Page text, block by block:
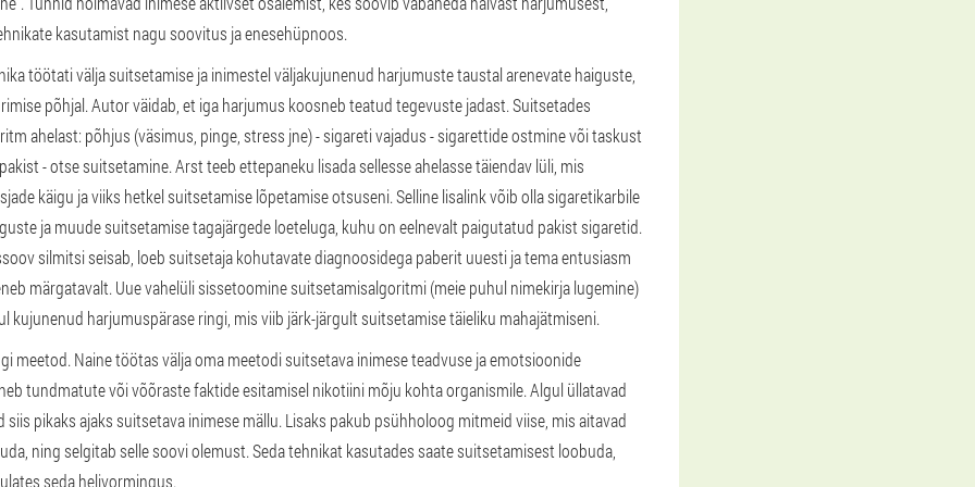
kasutamist nagu soovitus ja enesehüpnoos.
töötati välja suitsetamise ja inimestel väljakujunenud harjumuste taustal arenevate haiguste,
põhjal. Autor väidab, et iga harjumus koosneb teatud tegevuste jadast. Suitsetades
ahelast: põhjus (väsimus, pinge, stress jne) - sigareti vajadus - sigarettide ostmine või taskust
- otse suitsetamine. Arst teeb ettepaneku lisada sellesse ahelasse täiendav lüli, mis
käigu ja viiks hetkel suitsetamise lõpetamise otsuseni. Selline lisalink võib olla sigaretikarbile
ja muude suitsetamise tagajärgede loeteluga, kuhu on eelnevalt paigutatud pakist sigaretid.
silmitsi seisab, loeb suitsetaja kohutavate diagnoosidega paberit uuesti ja tema entusiasm
märgatavalt. Uue vahelüli sissetoomine suitsetamisalgoritmi (meie puhul nimekirja lugemine)
kujunenud harjumuspärase ringi, mis viib järk-järgult suitsetamise täieliku mahajätmiseni.
meetod. Naine töötas välja oma meetodi suitsetava inimese teadvuse ja emotsioonide
tundmatute või võõraste faktide esitamisel nikotiini mõju kohta organismile. Algul üllatavad
siis pikaks ajaks suitsetava inimese mällu. Lisaks pakub psühholoog mitmeid viise, mis aitavad
ning selgitab selle soovi olemust. Seda tehnikat kasutades saate suitsetamisest loobuda,
seda helivormingus.